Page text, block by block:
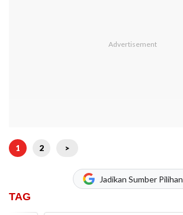
1 2 >
Jadikan Sumber Pilihan
TAG